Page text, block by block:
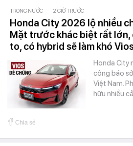
TRONG NƯỚC - 2 GIỜ TRƯỚC
Honda City 2026 lộ nhiều
Mặt trước khác biệt rất lớn,
to, có hybrid sẽ làm khó
Honda City
công báo
Việt Nam.
hữu nhiều
Chia sẻ